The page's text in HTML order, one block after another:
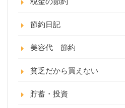
節約日記
美容代 節約
貧乏だから買えない
貯蓄・投資